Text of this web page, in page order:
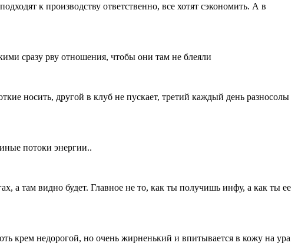
к производству ответственно, все хотят сэкономить. А в
сразу рву отношения, чтобы они там не блеяли
носить, другой в клуб не пускает, третий каждый день разносолы
потоки энергии..
а там видно будет. Главное не то, как ты получишь инфу, а как ты ее
крем недорогой, но очень жирненький и впитывается в кожу на ура